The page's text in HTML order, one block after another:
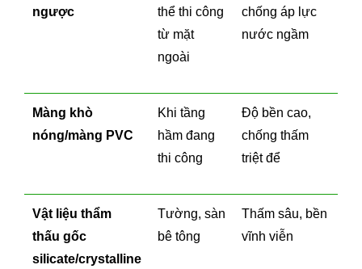
ngược
thể thi công
từ mặt
ngoài
chống áp lực
nước ngầm
Màng khò
nóng/màng PVC
Khi tầng
hầm đang
thi công
Độ bền cao,
chống thấm
triệt để
Vật liệu thẩm
thấu gốc
silicate/crystalline
Tường, sàn
bê tông
Thấm sâu, bền
vĩnh viễn